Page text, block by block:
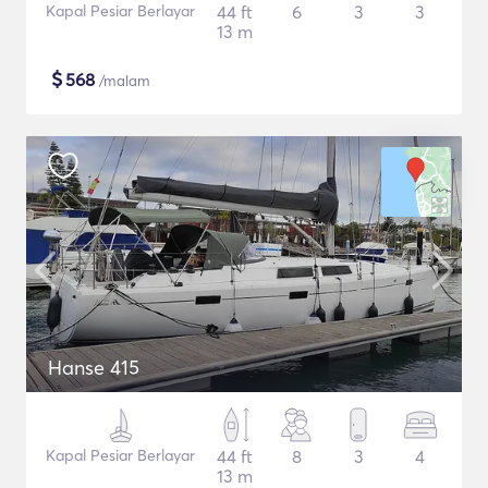
Kapal Pesiar Berlayar
44 ft
13 m
6 3 3
$568 /malam
Hanse 415
Kapal Pesiar Berlayar
44 ft
13 m
8 3 4